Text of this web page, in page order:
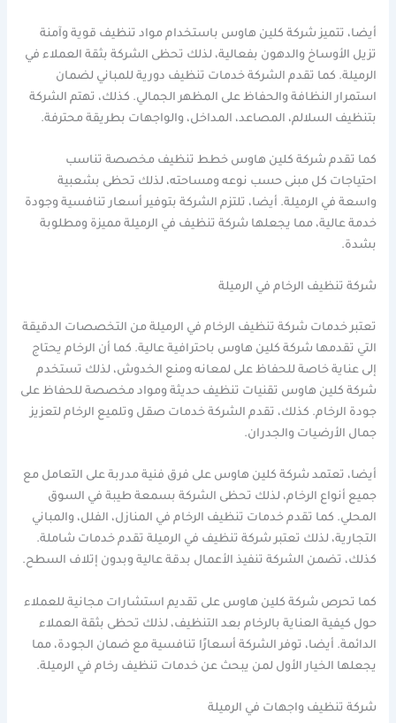
أيضا، تتميز شركة كلين هاوس باستخدام مواد تنظيف قوية وآمنة
تزيل الأوساخ والدهون بفعالية، لذلك تحظى الشركة بثقة العملاء في
الرميلة. كما تقدم الشركة خدمات تنظيف دورية للمباني لضمان
استمرار النظافة والحفاظ على المظهر الجمالي. كذلك، تهتم الشركة
بتنظيف السلالم، المصاعد، المداخل، والواجهات بطريقة محترفة.
كما تقدم شركة كلين هاوس خطط تنظيف مخصصة تناسب
احتياجات كل مبنى حسب نوعه ومساحته، لذلك تحظى بشعبية
واسعة في الرميلة. أيضا، تلتزم الشركة بتوفير أسعار تنافسية وجودة
خدمة عالية، مما يجعلها شركة تنظيف في الرميلة مميزة ومطلوبة
بشدة.
شركة تنظيف الرخام في الرميلة
تعتبر خدمات شركة تنظيف الرخام في الرميلة من التخصصات الدقيقة
التي تقدمها شركة كلين هاوس باحترافية عالية. كما أن الرخام يحتاج
إلى عناية خاصة للحفاظ على لمعانه ومنع الخدوش، لذلك تستخدم
شركة كلين هاوس تقنيات تنظيف حديثة ومواد مخصصة للحفاظ على
جودة الرخام. كذلك، تقدم الشركة خدمات صقل وتلميع الرخام لتعزيز
جمال الأرضيات والجدران.
أيضا، تعتمد شركة كلين هاوس على فرق فنية مدربة على التعامل مع
جميع أنواع الرخام، لذلك تحظى الشركة بسمعة طيبة في السوق
المحلي. كما تقدم خدمات تنظيف الرخام في المنازل، الفلل، والمباني
التجارية، لذلك تعتبر شركة تنظيف في الرميلة تقدم خدمات شاملة.
كذلك، تضمن الشركة تنفيذ الأعمال بدقة عالية وبدون إتلاف السطح.
كما تحرص شركة كلين هاوس على تقديم استشارات مجانية للعملاء
حول كيفية العناية بالرخام بعد التنظيف، لذلك تحظى بثقة العملاء
الدائمة. أيضا، توفر الشركة أسعارًا تنافسية مع ضمان الجودة، مما
يجعلها الخيار الأول لمن يبحث عن خدمات تنظيف رخام في الرميلة.
شركة تنظيف واجهات في الرميلة